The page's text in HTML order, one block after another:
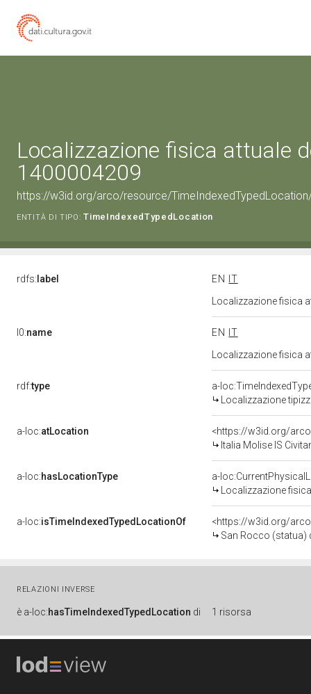
Localizzazione fisica attuale
1400004209
https://w3id.org/arco/resource/
ENTITÀ DI TIPO: TimeIndexedTypedLocation
rdfs: label EN
IT
Localizzazione fisica
l0:name EN
IT
Localizzazione fisica
rdf:type
a-
Localizzazione
a-loc:atLocation
<https://w3id.org/
Italia Molise IS
a-loc:hasLocationType
a-
Localizzazione
a-loc:isTimeIndexedTypedLocationOf
<https://w3id.org/
San Rocco (statua)
RELAZIONI INVERSE
è a-loc:hasTimeIndexedTypedLocation di 1 risorsa